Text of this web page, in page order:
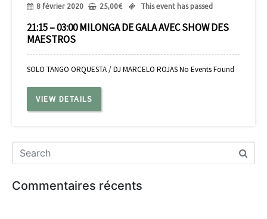
8 février 2020 25,00€ This event has passed
21:15 – 03:00 MILONGA DE GALA AVEC SHOW DES
MAESTROS
SOLO TANGO ORQUESTA / DJ MARCELO ROJAS No Events Found
VIEW DETAILS
Commentaires récents